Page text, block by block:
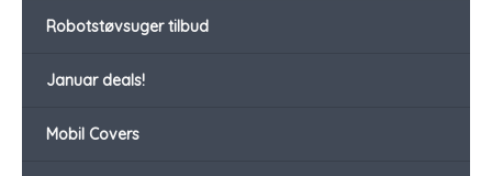
Robotstøvsuger tilbud
Januar deals!
Mobil Covers